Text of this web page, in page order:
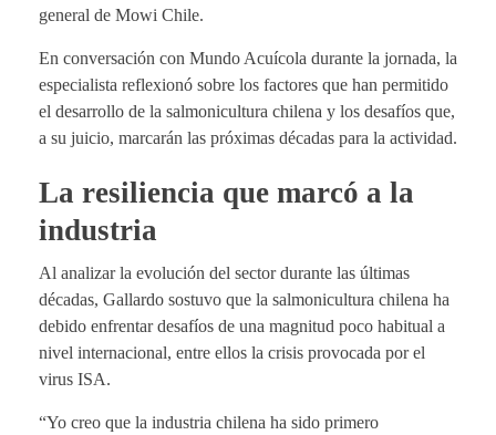
general de Mowi Chile.
En conversación con Mundo Acuícola durante la jornada, la
especialista reflexionó sobre los factores que han permitido
el desarrollo de la salmonicultura chilena y los desafíos que,
a su juicio, marcarán las próximas décadas para la actividad.
La resiliencia que marcó a la
industria
Al analizar la evolución del sector durante las últimas
décadas, Gallardo sostuvo que la salmonicultura chilena ha
debido enfrentar desafíos de una magnitud poco habitual a
nivel internacional, entre ellos la crisis provocada por el
virus ISA.
“Yo creo que la industria chilena ha sido primero